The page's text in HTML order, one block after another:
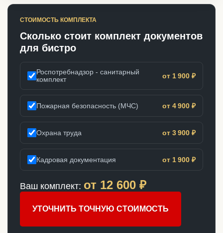
СТОИМОСТЬ КОМПЛЕКТА
Сколько стоит комплект документов
для бистро
Роспотребнадзор - санитарный
комплект
от 1 900 ₽
Пожарная безопасность (МЧС) от 4 900 ₽
Охрана труда от 3 900 ₽
Кадровая документация от 1 900 ₽
Ваш комплект: от 12 600 ₽
УТОЧНИТЬ ТОЧНУЮ СТОИМОСТЬ